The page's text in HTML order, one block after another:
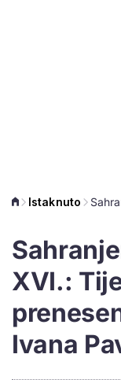
Istaknuto
XVI.:
Ivana